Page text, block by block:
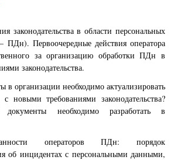
законодательства в области персональных
ПДн). Первоочередные действия оператора
за организацию обработки ПДн в
законодательства.
в организации необходимо актуализировать
с новыми требованиями законодательства?
необходимо разработать в
операторов ПДн: порядок
об инцидентах с персональными данными,